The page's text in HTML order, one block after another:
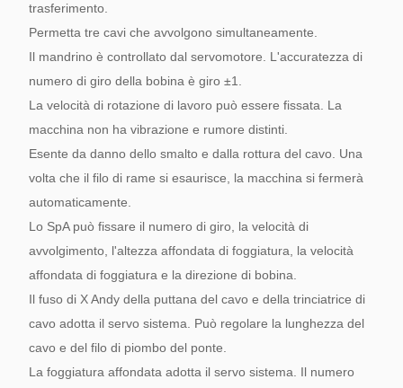
trasferimento.
Permetta tre cavi che avvolgono simultaneamente.
Il mandrino è controllato dal servomotore. L'accuratezza di
numero di giro della bobina è giro ±1.
La velocità di rotazione di lavoro può essere fissata. La
macchina non ha vibrazione e rumore distinti.
Esente da danno dello smalto e dalla rottura del cavo. Una
volta che il filo di rame si esaurisce, la macchina si fermerà
automaticamente.
Lo SpA può fissare il numero di giro, la velocità di
avvolgimento, l'altezza affondata di foggiatura, la velocità
affondata di foggiatura e la direzione di bobina.
Il fuso di X Andy della puttana del cavo e della trinciatrice di
cavo adotta il servo sistema. Può regolare la lunghezza del
cavo e del filo di piombo del ponte.
La foggiatura affondata adotta il servo sistema. Il numero